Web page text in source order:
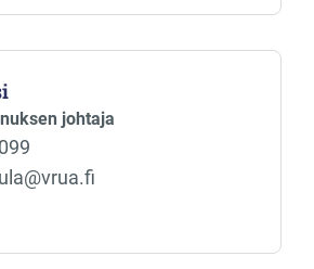
johtaja